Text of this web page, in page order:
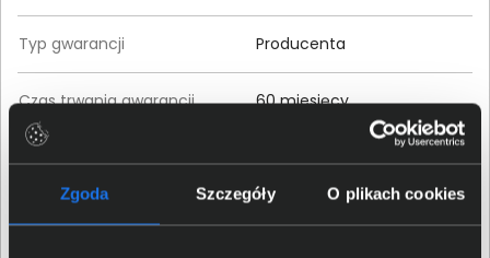
Zgoda Szczegóły O plikach cookies
Typ gwarancji Producenta
Czas trwania gwarancji 60 miesięcy